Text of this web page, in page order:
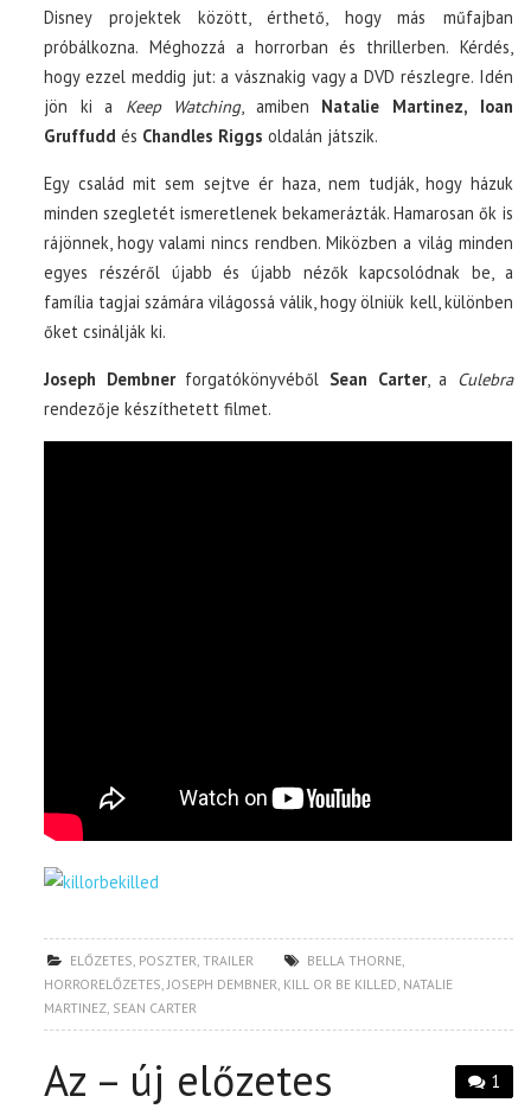
Disney projektek között, érthető, hogy más műfajban
próbálkozna. Méghozzá a horrorban és thrillerben. Kérdés,
hogy ezzel meddig jut: a vásznakig vagy a DVD részlegre. Idén
jön ki a Keep Watching, amiben Natalie Martinez, Ioan
Gruffudd és Chandles Riggs oldalán játszik.
Egy család mit sem sejtve ér haza, nem tudják, hogy házuk
minden szegletét ismeretlenek bekamerázták. Hamarosan ők is
rájönnek, hogy valami nincs rendben. Miközben a világ minden
egyes részéről újabb és újabb nézők kapcsolódnak be, a
família tagjai számára világossá válik, hogy ölniük kell, különben
őket csinálják ki.
Joseph Dembnerforgatókönyvéből Sean Carter, a Culebra
rendezője készíthetett filmet.
ELŐZETES, POSZTER,TRAILER BELLA THORNE,
HORRORELŐZETES,JOSEPH DEMBNER, KILL OR BE KILLED, NATALIE
MARTINEZ, SEAN CARTER
1
Az – új előzetes